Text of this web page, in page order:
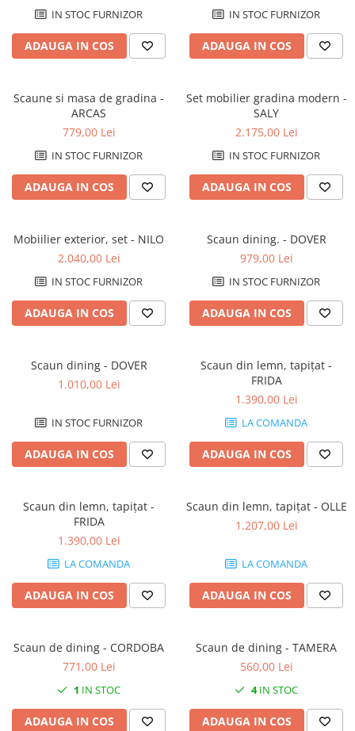
IN STOC FURNIZOR
ADAUGA IN COS
IN STOC FURNIZOR
ADAUGA IN COS
Scaune si masa de gradina -
ARCAS
779,00 Lei
IN STOC FURNIZOR
ADAUGA IN COS
Set mobilier gradina modern -
SALY
2.175,00 Lei
IN STOC FURNIZOR
ADAUGA IN COS
Mobiilier exterior, set - NILO
2.040,00 Lei
IN STOC FURNIZOR
ADAUGA IN COS
Scaun dining. - DOVER
979,00 Lei
IN STOC FURNIZOR
ADAUGA IN COS
Scaun dining - DOVER
1.010,00 Lei
IN STOC FURNIZOR
ADAUGA IN COS
Scaun din lemn, tapițat -
FRIDA
1.390,00 Lei
LA COMANDA
ADAUGA IN COS
Scaun din lemn, tapițat -
FRIDA
1.390,00 Lei
LA COMANDA
ADAUGA IN COS
Scaun din lemn, tapițat - OLLE
1.207,00 Lei
LA COMANDA
ADAUGA IN COS
Scaun de dining - CORDOBA
771,00 Lei
1 IN STOC
ADAUGA IN COS
Scaun de dining - TAMERA
560,00 Lei
4IN STOC
ADAUGA IN COS